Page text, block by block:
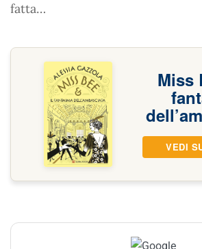
fatta…
Miss
VEDI